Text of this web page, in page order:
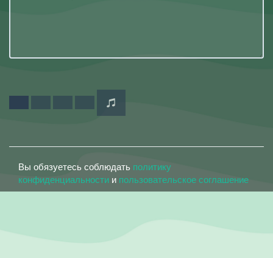
Вы обязуетесь соблюдать политику
конфиденциальности и пользовательское соглашение